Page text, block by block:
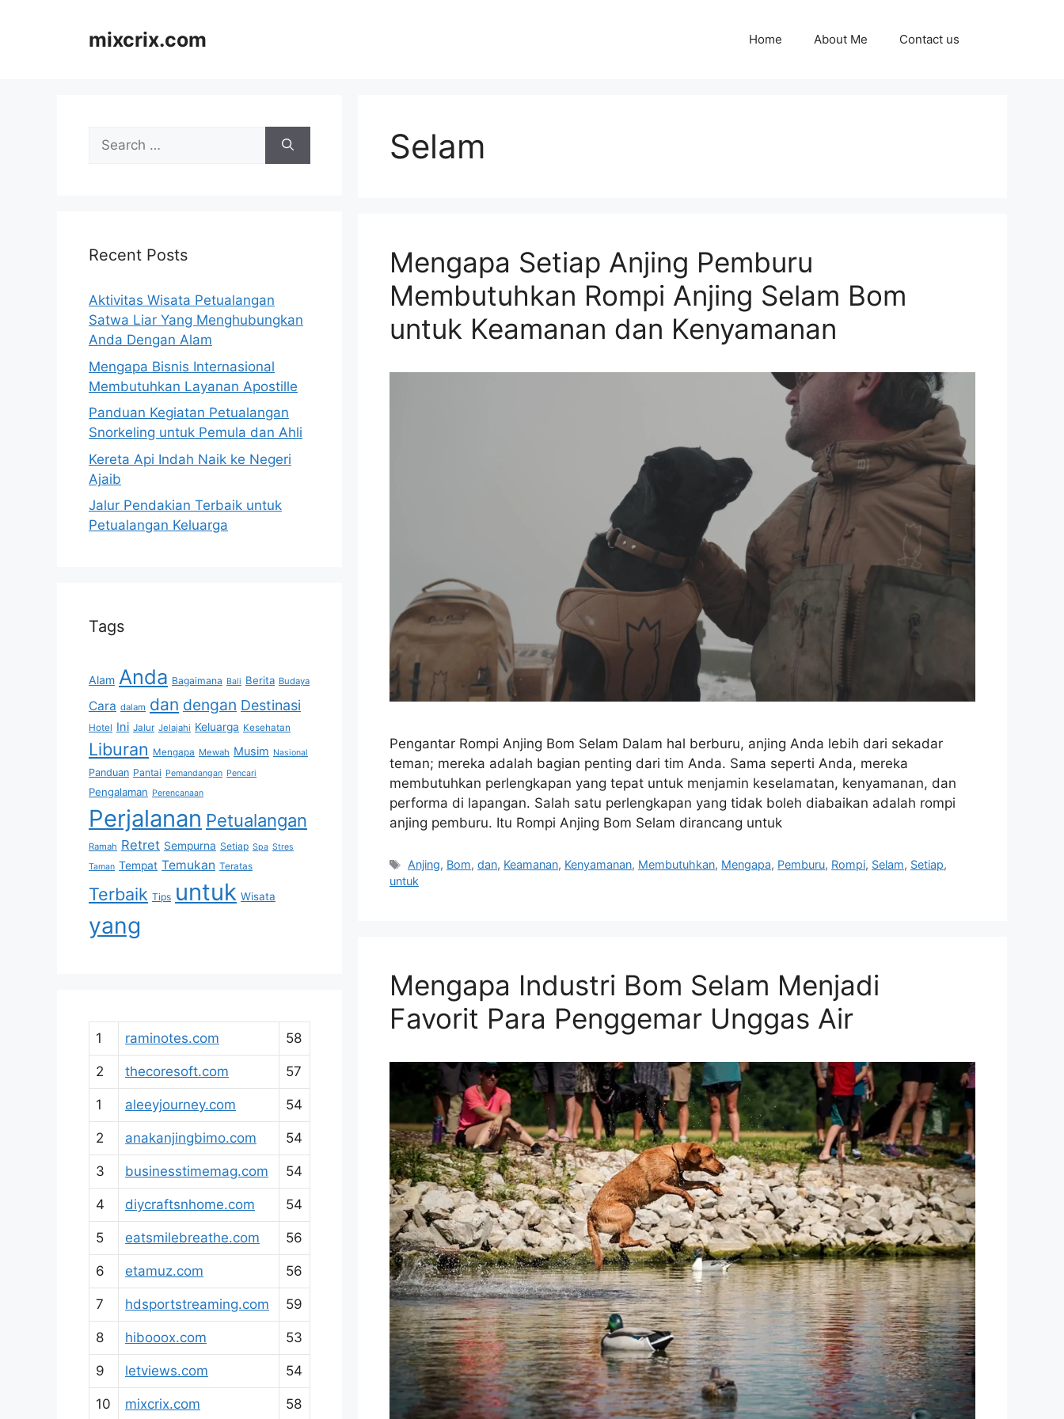
mixcrix.com Home About Me Contact us
Selam
Mengapa Setiap Anjing Pemburu
Membutuhkan Rompi Anjing Selam Bom
untuk Keamanan dan Kenyamanan
Pengantar Rompi Anjing Bom Selam Dalam hal berburu, anjing Anda lebih dari sekadar
teman; mereka adalah bagian penting dari tim Anda. Sama seperti Anda, mereka
membutuhkan perlengkapan yang tepat untuk menjamin keselamatan, kenyamanan, dan
performa di lapangan. Salah satu perlengkapan yang tidak boleh diabaikan adalah rompi
anjing pemburu. Itu Rompi Anjing Bom Selam dirancang untuk
Tags
Anjing, Bom,dan, Keamanan, Kenyamanan, Membutuhkan, Mengapa, Pemburu, Rompi, Selam, Setiap,
untuk
Mengapa Industri Bom Selam Menjadi
Favorit Para Penggemar Unggas Air
Search
for:
Recent Posts
Aktivitas Wisata Petualangan
Satwa Liar Yang Menghubungkan
Anda Dengan Alam
Mengapa Bisnis Internasional
Membutuhkan Layanan Apostille
Panduan Kegiatan Petualangan
Snorkeling untuk Pemula dan Ahli
Kereta Api Indah Naik ke Negeri
Ajaib
Jalur Pendakian Terbaik untuk
Petualangan Keluarga
Tags
Alam Anda Bagaimana Bali Berita Budaya
Cara dalam dan dengan Destinasi
Hotel Ini Jalur Jelajahi Keluarga Kesehatan
Liburan Mengapa Mewah Musim Nasional
Panduan Pantai Pemandangan Pencari
Pengalaman Perencanaan
Perjalanan Petualangan
Ramah Retret Sempurna Setiap Spa Stres
Taman Tempat Temukan Teratas
Terbaik Tips untuk Wisata
yang
1 raminotes.com 58
2 thecoresoft.com 57
1 aleeyjourney.com 54
2 anakanjingbimo.com 54
3 businesstimemag.com 54
4 diycraftsnhome.com 54
5 eatsmilebreathe.com 56
6 etamuz.com 56
7 hdsportstreaming.com 59
8 hibooox.com 53
9 letviews.com 54
10 mixcrix.com 58